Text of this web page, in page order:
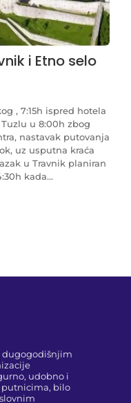
i Etno selo
, 7:15h ispred hotela
u 8:00h zbog
nastavak putovanja
uz usputna kraća
u Travnik planiran
kada...
dugogodišnjim
udobno i
putnicima, bilo